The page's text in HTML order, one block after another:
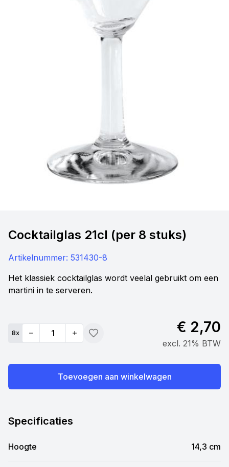
Cocktailglas 21cl (per 8 stuks)
Artikelnummer: 531430-8
Het klassiek cocktailglas wordt veelal gebruikt om een
martini in te serveren.
8x
Quantity Toevoegen
€ 2,70
excl. 21% BTW
Toevoegen aan winkelwagen
Specificaties
Hoogte 14,3 cm